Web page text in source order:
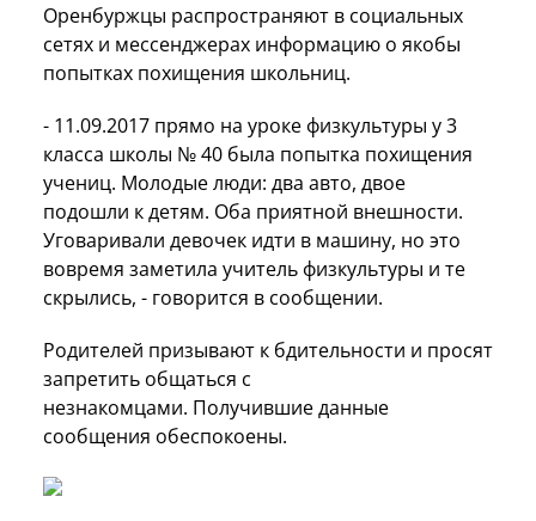
Оренбуржцы распространяют в социальных
сетях и мессенджерах информацию о якобы
попытках похищения школьниц.
- 11.09.2017 прямо на уроке физкультуры у 3
класса школы № 40 была попытка похищения
учениц. Молодые люди: два авто, двое
подошли к детям. Оба приятной внешности.
Уговаривали девочек идти в машину, но это
вовремя заметила учитель физкультуры и те
скрылись, - говорится в сообщении.
Родителей призывают к бдительности и просят
запретить общаться с
незнакомцами. Получившие данные
сообщения обеспокоены.